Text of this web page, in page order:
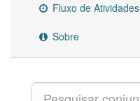
Fluxo de Atividades
Sobre